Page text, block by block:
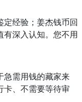
定经验；姜杰钱币回
有深入认知。您不用
急需用钱的藏家来
卡、不需要等待审